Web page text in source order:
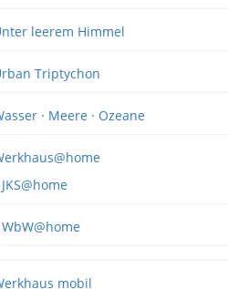
leerem Himmel
Triptychon
· Meere · Ozeane
JKS@home
WbW@home
mobil